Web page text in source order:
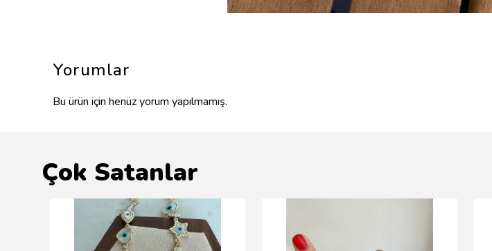
Yorumlar
Bu ürün için henüz yorum yapılmamış.
Çok Satanlar